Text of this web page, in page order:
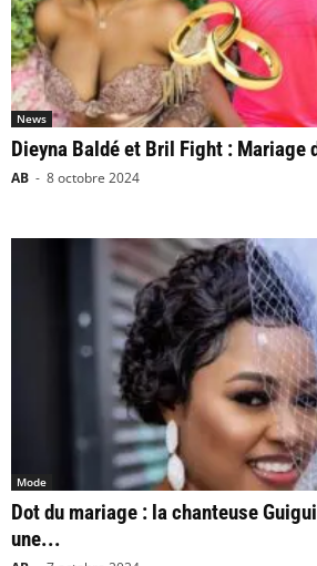
News
Dieyna Baldé et Bril Fight : Mariage
AB - 8 octobre 2024
Mode
Dot du mariage : la chanteuse
une...